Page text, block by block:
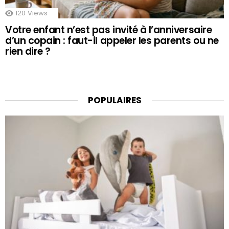
120 Views
Votre enfant n’est pas invité à l’anniversaire
d’un copain : faut-il appeler les parents ou ne
rien dire ?
POPULAIRES